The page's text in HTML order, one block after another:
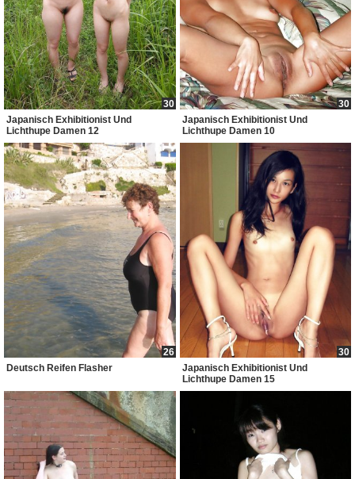
30
Japanisch Exhibitionist Und
Lichthupe Damen 12
30
Japanisch Exhibitionist Und
Lichthupe Damen 10
26
Deutsch Reifen Flasher
30
Japanisch Exhibitionist Und
Lichthupe Damen 15